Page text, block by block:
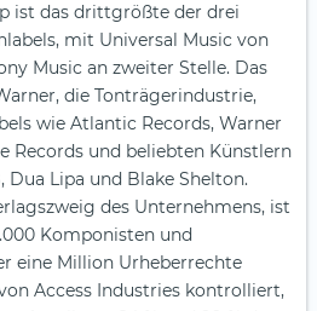
ist das drittgrößte der drei
mit Universal Music von
Music an zweiter Stelle. Das
die Tonträgerindustrie,
wie Atlantic Records, Warner
Records und beliebten Künstlern
Dua Lipa und Blake Shelton.
des Unternehmens, ist
Komponisten und
eine Million Urheberrechte
Access Industries kontrolliert,